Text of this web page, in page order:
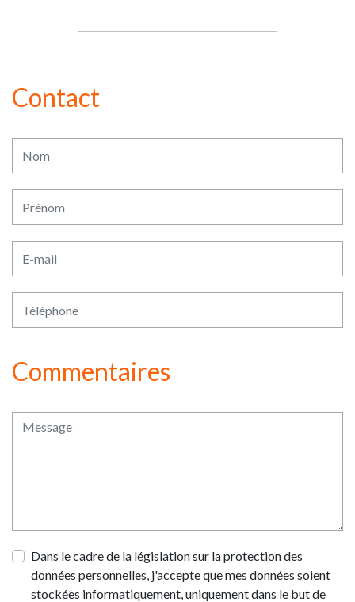
Contact
Commentaires
Dans le cadre de la législation sur la protection des
données personnelles, j'accepte que mes données soient
stockées informatiquement, uniquement dans le but de